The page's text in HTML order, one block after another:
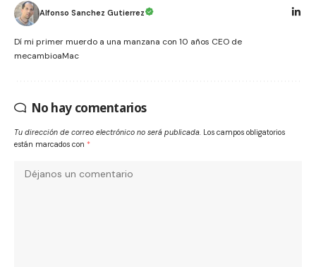
Alfonso Sanchez Gutierrez
Dí mi primer muerdo a una manzana con 10 años CEO de
mecambioaMac
No hay comentarios
Tu dirección de correo electrónico no será publicada. Los campos obligatorios
están marcados con *